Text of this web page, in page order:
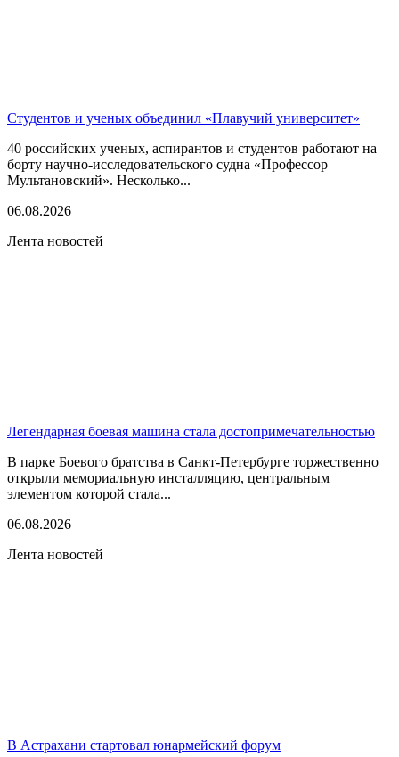
Студентов и ученых объединил «Плавучий университет»
40 российских ученых, аспирантов и студентов работают на
борту научно-исследовательского судна «Профессор
Мультановский». Несколько...
06.08.2026
Лента новостей
Легендарная боевая машина стала достопримечательностью
В парке Боевого братства в Санкт-Петербурге торжественно
открыли мемориальную инсталляцию, центральным
элементом которой стала...
06.08.2026
Лента новостей
В Астрахани стартовал юнармейский форум